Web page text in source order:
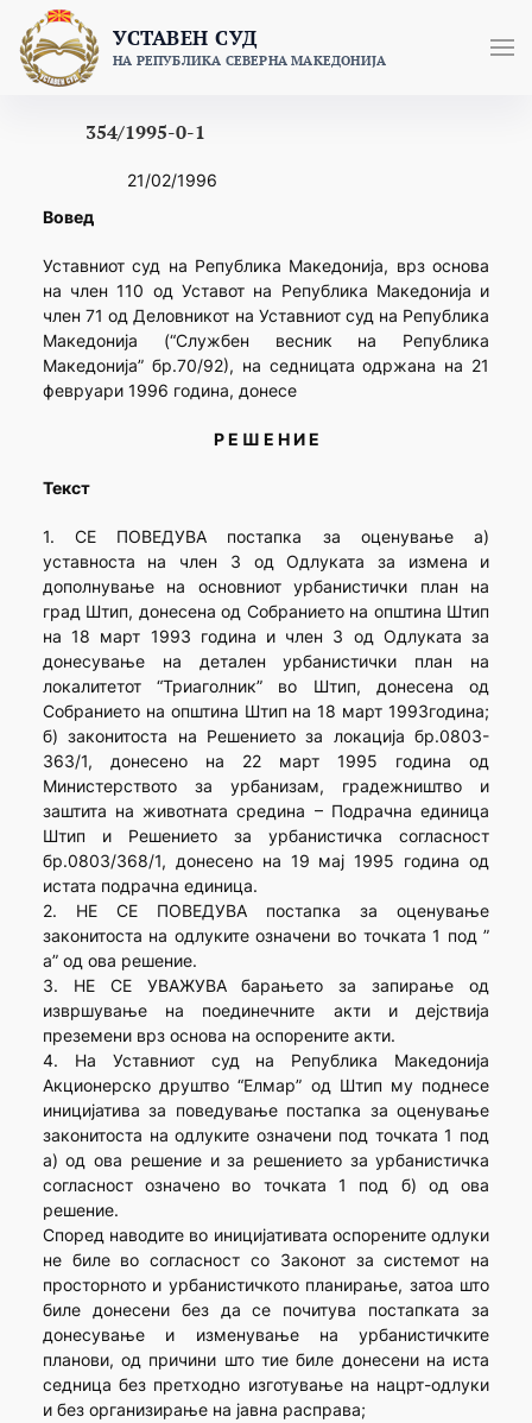
content
УСТАВЕН СУД
НА РЕПУБЛИКА СЕВЕРНА МАКЕДОНИЈА
354/1995-0-1
21/02/1996
Вовед
Уставниот суд на Република Македонија, врз основа
на член 110 од Уставот на Република Македонија и
член 71 од Деловникот на Уставниот суд на Република
Македонија (“Службен весник на Република
Македонија” бр.70/92), на седницата одржана на 21
февруари 1996 година, донесе
Р Е Ш Е Н И Е
Текст
1. СЕ ПОВЕДУВА постапка за оценување а)
уставноста на член 3 од Одлуката за измена и
дополнување на основниот урбанистички план на
град Штип, донесена од Собранието на општина Штип
на 18 март 1993 година и член 3 од Одлуката за
донесување на детален урбанистички план на
локалитетот “Триаголник” во Штип, донесена од
Собранието на општина Штип на 18 март 1993година;
б) законитоста на Решението за локација бр.0803-
363/1, донесено на 22 март 1995 година од
Министерството за урбанизам, градежништво и
заштита на животната средина – Подрачна единица
Штип и Решението за урбанистичка согласност
бр.0803/368/1, донесено на 19 мај 1995 година од
истата подрачна единица.
2. НЕ СЕ ПОВЕДУВА постапка за оценување
законитоста на одлуките означени во точката 1 под ”
а” од ова решение.
3. НЕ СЕ УВАЖУВА барањето за запирање од
извршување на поединечните акти и дејствија
преземени врз основа на оспорените акти.
4. На Уставниот суд на Република Македонија
Акционерско друштво “Елмар” од Штип му поднесе
иницијатива за поведување постапка за оценување
законитоста на одлуките означени под точката 1 под
а) од ова решение и за решението за урбанистичка
согласност означено во точката 1 под б) од ова
решение.
Според наводите во иницијативата оспорените одлуки
не биле во согласност со Законот за системот на
просторното и урбанистичкото планирање, затоа што
биле донесени без да се почитува постапката за
донесување и изменување на урбанистичките
планови, од причини што тие биле донесени на иста
седница без претходно изготување на нацрт-одлуки
и без организирање на јавна расправа;